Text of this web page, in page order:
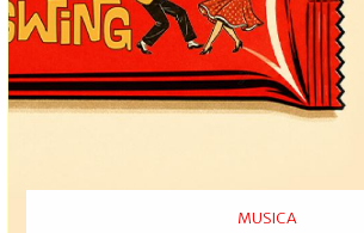
MUSICA